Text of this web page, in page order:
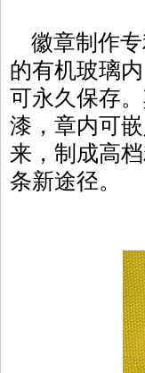
徽章制作专
的有机玻璃
可永久保存
漆，章内可
来，制成高
条新途径。